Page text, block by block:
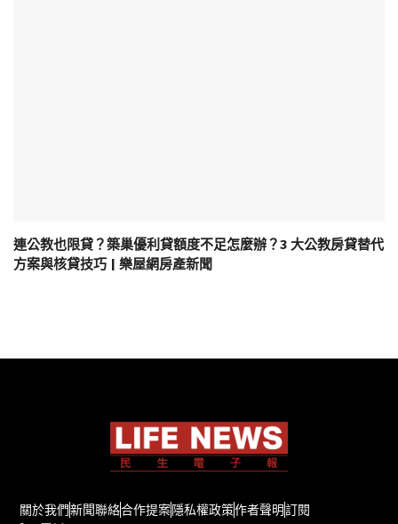
連公教也限貸？築巢優利貸額度不足怎麼辦？3 大公教房貸替代
方案與核貸技巧 | 樂屋網房產新聞
關於我們新聞聯絡合作提案隱私權政策作者聲明訂閱